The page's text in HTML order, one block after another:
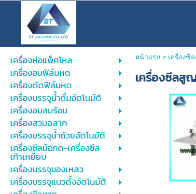
เครื่องห่อแพ็คโหล
เครื่องอบฟิล์มหด
เครื่องตัดฟิล์มหด
เครื่องบรรจุน้ำดื่มอัตโนมัติ
เครื่องอบลมร้อน
เครื่องสวมฉลาก
เครื่องบรรจุน้ำถ้วยอัตโนมัติ
เครื่องซีลมือกด-เครื่องซีล
เท้าเหยียบ
เครื่องบรรจุของเหลว
เครื่องบรรจุแนวตั้งอัตโนมัติ
หน้าแรก> เครื่องซี
เครื่องซีลสู